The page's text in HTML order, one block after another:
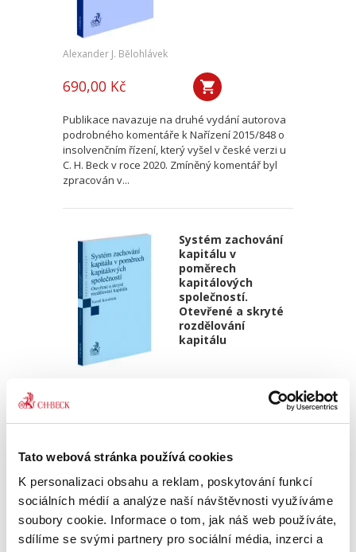
Tato webová stránka používá cookies
K personalizaci obsahu a reklam, poskytování funkcí
sociálních médií a analýze naší návštěvnosti využíváme
soubory cookie. Informace o tom, jak náš web používáte,
sdílíme se svými partnery pro sociální média, inzerci a
Alexander J. Bělohlávek
690,00 Kč
Publikace navazuje na druhé vydání autorova
podrobného komentáře k Nařízení 2015/848 o
insolvenčním řízení, který vyšel v české verzi u
C. H. Beck v roce 2020. Zmíněný komentář byl
zpracován v...
Systém zachování
kapitálu v
poměrech
kapitálových
společností.
Otevřené a skryté
rozdělování
kapitálu
550,00 Kč
Systém zachování kapitálu je souhrnem
pravidel, která mají zabránit společníkům ve
zneužívání výhod poskytnutých samotným
charakterem kapitálových společností. V
nejobecnější rovině lze tato...